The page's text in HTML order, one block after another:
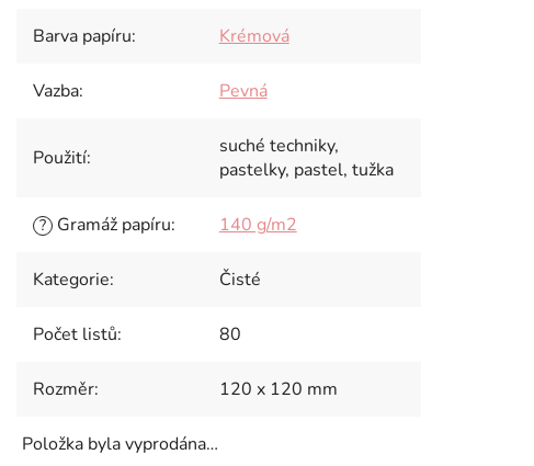
Barva papíru: Krémová
Vazba: Pevná
Použití:
suché techniky,
pastelky, pastel, tužka
? Gramáž papíru: 140 g/m2
Kategorie: Čisté
Počet listů: 80
Rozměr: 120 x 120 mm
Položka byla vyprodána…